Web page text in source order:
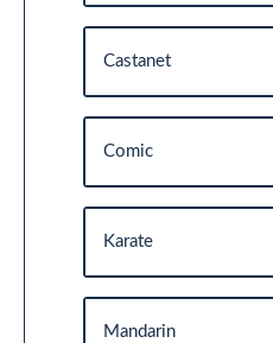
Castanet
Comic
Karate
Mandarin